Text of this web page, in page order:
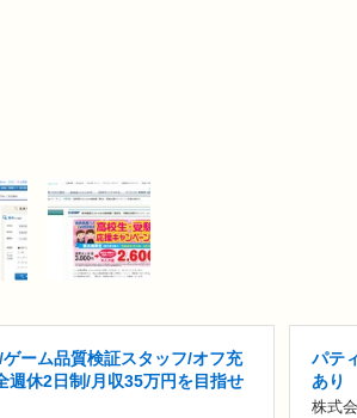
ーム品質検証スタッフ/オフ充
週休2日制/月収35万円を目指せ
パテ
あり
株式